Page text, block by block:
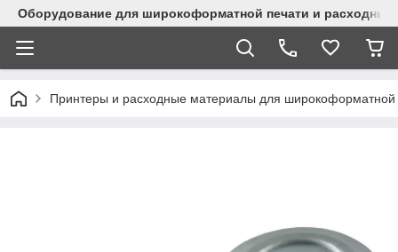
Оборудование для широкоформатной печати и
Принтеры и расходные материалы для широкоформатной